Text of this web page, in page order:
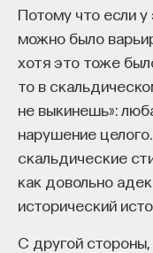
Потому что если
можно было
хотя это тоже
то в
не выкинешь»:
нарушение
скальдические
как довольно
исторический
С другой стороны,